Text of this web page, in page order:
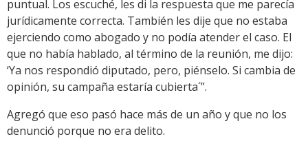
puntual. Los escuché, les di la respuesta que me parecía
jurídicamente correcta. También les dije que no estaba
ejerciendo como abogado y no podía atender el caso. El
que no había hablado, al término de la reunión, me dijo:
‘Ya nos respondió diputado, pero, piénselo. Si cambia de
opinión, su campaña estaría cubierta´”.
Agregó que eso pasó hace más de un año y que no los
denunció porque no era delito.